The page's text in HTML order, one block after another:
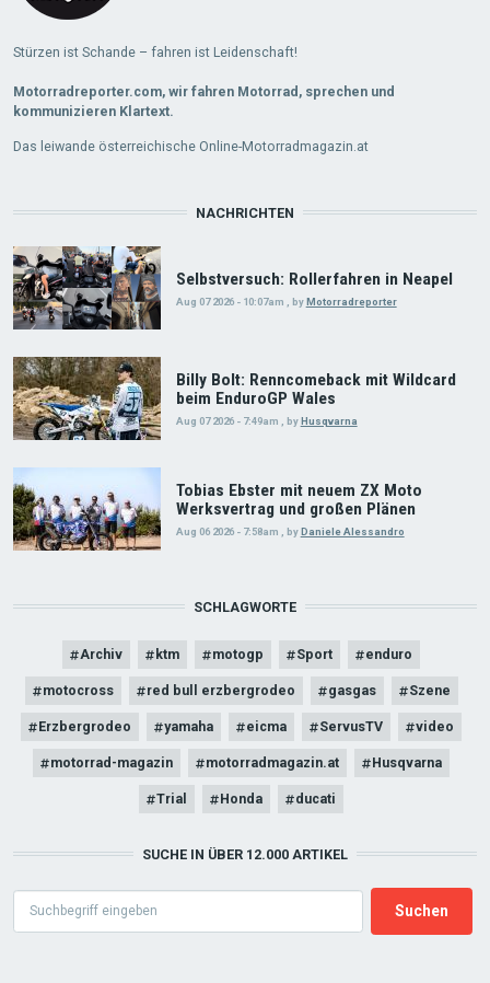
Stürzen ist Schande – fahren ist Leidenschaft!
Motorradreporter.com, wir fahren Motorrad, sprechen und
kommunizieren Klartext.
Das leiwande österreichische Online-Motorradmagazin.at
NACHRICHTEN
Selbstversuch: Rollerfahren in Neapel
Aug 07 2026 - 10:07am byMotorradreporter
Billy Bolt: Renncomeback mit Wildcard
beim EnduroGP Wales
Aug 07 2026 - 7:49am byHusqvarna
Tobias Ebster mit neuem ZX Moto
Werksvertrag und großen Plänen
Aug 06 2026 - 7:58am byDaniele Alessandro
SCHLAGWORTE
Archiv ktm motogp Sport enduro
motocross red bull erzbergrodeo gasgas Szene
Erzbergrodeo yamaha eicma ServusTV video
motorrad-magazin motorradmagazin.at Husqvarna
Trial Honda ducati
SUCHE IN ÜBER 12.000 ARTIKEL